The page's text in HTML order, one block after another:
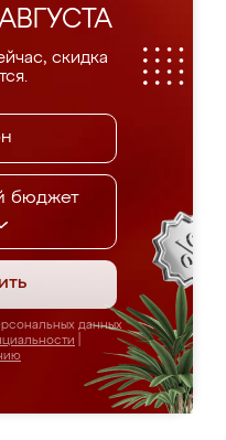
скидка
бюджет
данных